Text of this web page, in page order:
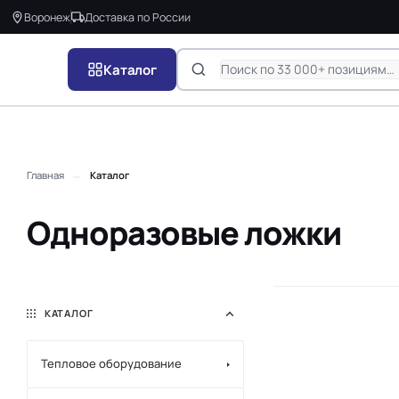
Воронеж Доставка по России
Каталог
Главная Каталог
Одноразовые ложки
КАТАЛОГ
Тепловое оборудование